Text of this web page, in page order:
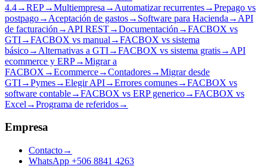
4.4→REP→Multiempresa → Automatizar recurrentes→Prepago vs
postpago→ Aceptación de gastos→ Software para Hacienda → API
de facturación → API REST→Documentación →FACBOX vs
GTI→FACBOX vs manual →FACBOX vs sistema
básico→ Alternativas a GTI→FACBOX vs sistema gratis→ API
ecommerce y ERP→Migrar a
FACBOX →Ecommerce→Contadores→Migrar desde
GTI→Pymes→Elegir API→Errores comunes→FACBOX vs
software contable→FACBOX vs ERP generico→FACBOX vs
Excel →Programa de referidos→
Empresa
Contacto→
WhatsApp +506 8841 4263